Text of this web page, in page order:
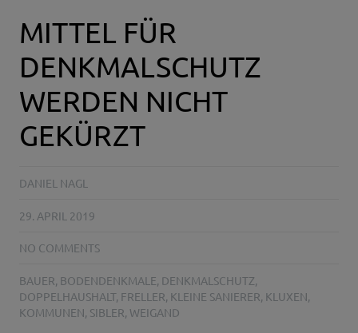
MITTEL FÜR
DENKMALSCHUTZ
WERDEN NICHT
GEKÜRZT
DANIEL NAGL
29. APRIL 2019
NO COMMENTS
BAUER, BODENDENKMALE, DENKMALSCHUTZ,
DOPPELHAUSHALT, FRELLER, KLEINE SANIERER, KLUXEN,
KOMMUNEN, SIBLER, WEIGAND